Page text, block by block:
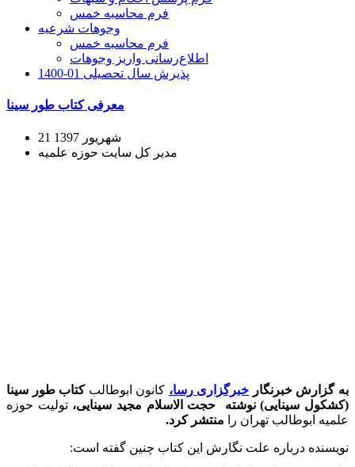
فرم محاسبه خمس
وجوهات شرعیه
فرم محاسبه خمس
اطلاع‌رسانی واریز وجوهات
پذیرش سال تحصیلی 01-1400
معرفی کتاب طور سینا
21 شهریور 1397
مدیر کل سایت حوزه علمیه
به گزارش خبرنگار خبرگزاری رسا، کانون ابوطالبکتاب طور سینا
(کشکول سینایی) نوشته حجت الاسلام مجید سینایی،تولیت حوزه
علمیه ابوطالب تهران را منتشر کرد.
نویسنده درباره علت نگارش این کتاب چنین گفته است: